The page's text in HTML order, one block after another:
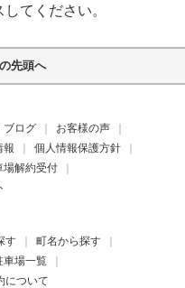
てください。
先頭へ
ブログ
お客様の声
報
個人情報保護方針
場解約受付
す
町名から探す
車場一覧
について